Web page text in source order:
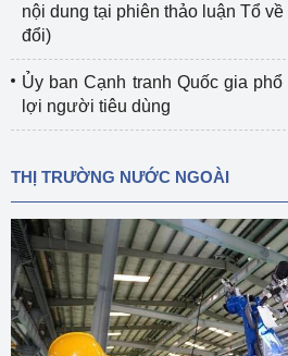
nội dung tại phiên thảo luận Tổ
đổi)
Ủy ban Cạnh tranh Quốc gia
lợi người tiêu dùng
THỊ TRƯỜNG NƯỚC NGOÀI